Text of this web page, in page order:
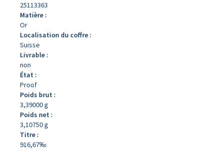
25113363
Matière :
Or
Localisation du coffre :
Suisse
Livrable :
non
État :
Proof
Poids brut :
3,39000 g
Poids net :
3,10750 g
Titre :
916,67‰